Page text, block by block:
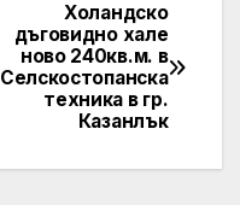
Холандско
дъговидно хале
ново 240кв.м. в
Селскостопанска
техника в гр.
Казанлък